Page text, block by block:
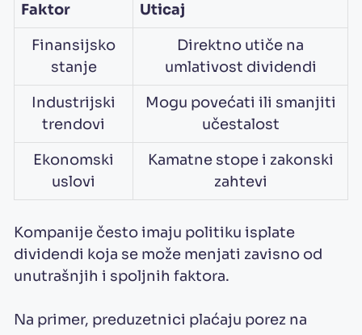
Faktor
Uticaj
Finansijsko
stanje
Direktno utiče na
umlativost dividendi
Industrijski
trendovi
Mogu povećati ili smanjiti
učestalost
Ekonomski
uslovi
Kamatne stope i zakonski
zahtevi
Kompanije često imaju politiku isplate
dividendi koja se može menjati zavisno od
unutrašnjih i spoljnih faktora.
Na primer, preduzetnici plaćaju porez na